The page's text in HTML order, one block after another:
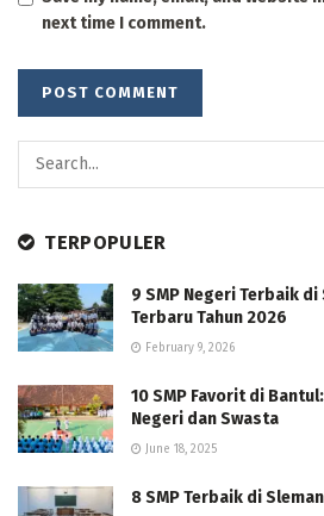
next time I comment.
TERPOPULER
9 SMP Negeri Terbaik
Terbaru Tahun 2026
February 9, 2026
10 SMP Favorit di
Negeri dan Swasta
June 18, 2025
8 SMP Terbaik di